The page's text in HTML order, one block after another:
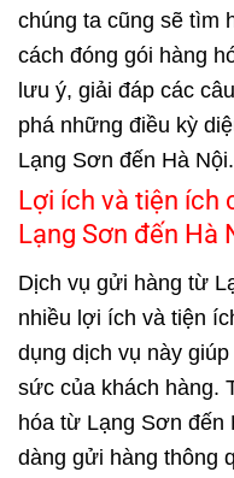
chúng ta cũng sẽ tìm
cách đóng gói hàng
lưu ý, giải đáp các
phá những điều kỳ
Lạng Sơn đến Hà Nội.
Lợi ích và tiện ích
Lạng Sơn đến Hà
Dịch vụ gửi hàng từ
nhiều lợi ích và tiện
dụng dịch vụ này
sức của khách hàng.
hóa từ Lạng Sơn đến
dàng gửi hàng thông